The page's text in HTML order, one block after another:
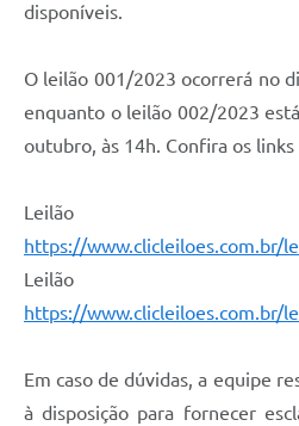
Horários de Ônibus - Jundiá
Inscrições para o Castramóvel
Notícias
Ouvidorias
PPA - Plano Plurianual 2026 / 2029
disponíveis.
O leilão 001/2023 ocorrerá no
enquanto o leilão 002/2023
outubro, às 14h. Confira os links
Leilão
https://www.clicleiloes.com.br/
Leilão
https://www.clicleiloes.com.br/
Em caso de dúvidas, a equipe
à disposição para fornecer